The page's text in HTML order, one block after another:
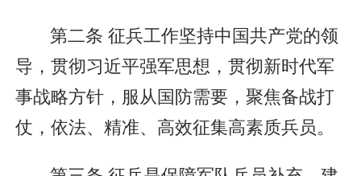
第二条 征兵工作坚持中国共产党的领
导，贯彻习近平强军思想，贯彻新时代军
事战略方针，服从国防需要，聚焦备战打
仗，依法、精准、高效征集高素质兵员。